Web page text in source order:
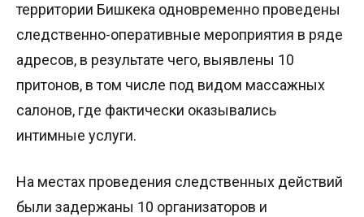
территории Бишкека одновременно проведены
следственно-оперативные мероприятия в ряде
адресов, в результате чего, выявлены 10
притонов, в том числе под видом массажных
салонов, где фактически оказывались
интимные услуги.
На местах проведения следственных действий
были задержаны 10 организаторов и